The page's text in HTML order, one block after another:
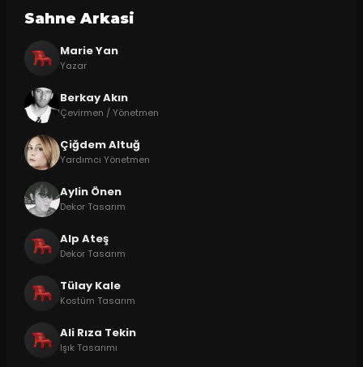
Sahne Arkasi
Marie Yan
Yazar
Berkay Akın
Çevirmen / Yönetmen
Çiğdem Altuğ
Yardımcı Yönetmen
Aylin Önen
Dekor Tasarım
Alp Ateş
Dekor Tasarım
Tülay Kale
Kostüm Tasarım
Ali Rıza Tekin
Işık Tasarımı